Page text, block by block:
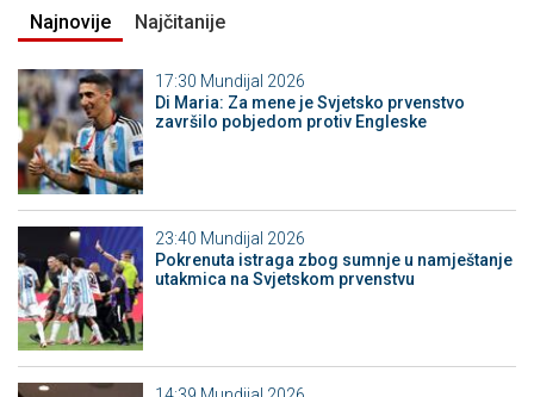
Najnovije Najčitanije
17:30 Mundijal 2026
Di Maria: Za mene je Svjetsko prvenstvo
završilo pobjedom protiv Engleske
23:40 Mundijal 2026
Pokrenuta istraga zbog sumnje u namještanje
utakmica na Svjetskom prvenstvu